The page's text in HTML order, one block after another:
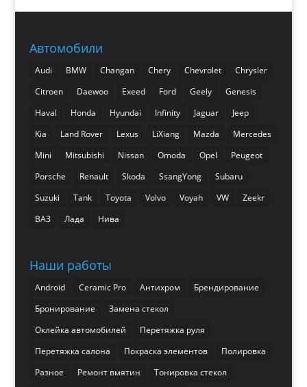
Автомобили
Audi BMW Changan Chery Chevrolet
Chrysler
Citroen
Daewoo Exeed Ford Geely
Genesis
Haval
Honda Hyundai Infinity Jaguar
Jeep
Kia
Land Rover Lexus LiXiang Mazda
Mercedes
Mini
Mitsubishi Nissan Omoda Opel
Peugeot
Porsche
Renault Skoda SsangYong
Subaru
Suzuki
Tank Toyota Volvo Voyah VW
Zeekr
ВАЗ
Лада Нива
Наши работы
Android Ceramic Pro Антихром
Брендирование
Бронирование
Замена стекол
Оклейка автомобилей
Перетяжка руля
Перетяжка салона
Покраска элементов
Полировка
Разное
Ремонт вмятин
Тонировка стекол